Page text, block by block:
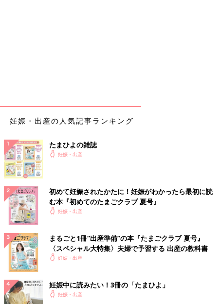
初めての陣痛に備えて、お産の予習もしています
———いよいよお産も近づいてきましたね。お産にむけてのお
気持ちはいかがですか？
（高橋さん）「1人目は
分娩を希望しているので、初めての陣痛に今からドキドキ。
YouTubeでいろいろな人のお産の動画を見て予習をしているとこ
ろです。『陣痛やいきみ逃し対策にテニスボールを持って行こう
かな』とか、『この腰のさすり方は夫にも覚えてもらおう』と
か、参考になることばかり！
そろそろいつお産が始まってもおかしくない時期に入るので、突
然の破水に備えて、外出時はバスタオルを持ち歩こうと思ってい
タクシーの登録も検討中。
お産入院中に息子と離れるのが心配ですが、最近は、夫と息子
妊娠・出産の人気記事ランキング
たまひよの雑誌
妊娠・出産
初めて妊娠されたかたに！妊娠がわかったら最初に読
む本『初めてのたまごクラブ 夏号』
妊娠・出産
まるごと1冊“出産準備”の本『たまごクラブ 夏号』
〈スペシャル大特集〉夫婦で予習する 出産の教科書
妊娠・出産
妊娠中に読みたい！3冊の「たまひよ」
妊娠・出産